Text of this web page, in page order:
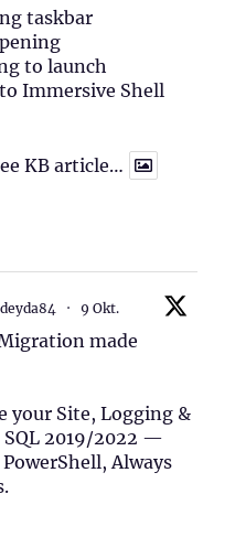
taskbar
to launch
Immersive Shell
KB article…
· 9 Okt.
made
your Site, Logging &
2019/2022 —
Always